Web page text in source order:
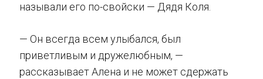
называли его по-свойски — Дядя Коля.
— Он всегда всем улыбался, был
приветливым и дружелюбным, —
рассказывает Алена и не может сдержать